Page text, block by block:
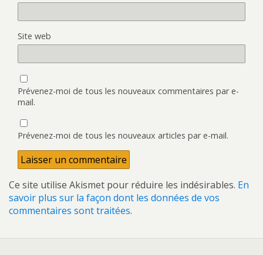
Site web
Prévenez-moi de tous les nouveaux commentaires par e-
mail.
Prévenez-moi de tous les nouveaux articles par e-mail.
Ce site utilise Akismet pour réduire les indésirables. En
savoir plus sur la façon dont les données de vos
commentaires sont traitées.